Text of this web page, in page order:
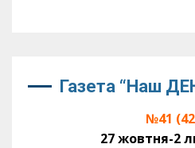
Газета “Наш
№41
27 жовтня-2